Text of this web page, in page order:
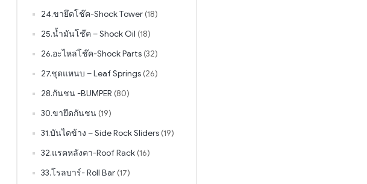
24.ขายึดโช๊ค-Shock Tower (18)
25.น้ำมันโช๊ค – Shock Oil (18)
26.อะไหล่โช๊ค-Shock Parts (32)
27.ชุดแหนบ – Leaf Springs (26)
28.กันชน -BUMPER (80)
30.ขายึดกันชน (19)
31.บันไดข้าง – Side Rock Sliders (19)
32.แรคหลังคา-Roof Rack (16)
33.โรลบาร์- Roll Bar (17)